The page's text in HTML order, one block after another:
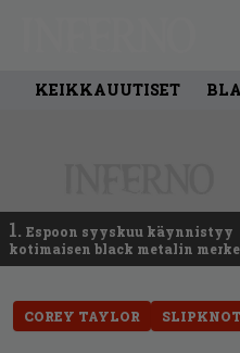
KEIKKAUUTISET
1. Espoon syyskuu käynnistyy
kotimaisen black metalin
COREY TAYLOR SLIPKNOT